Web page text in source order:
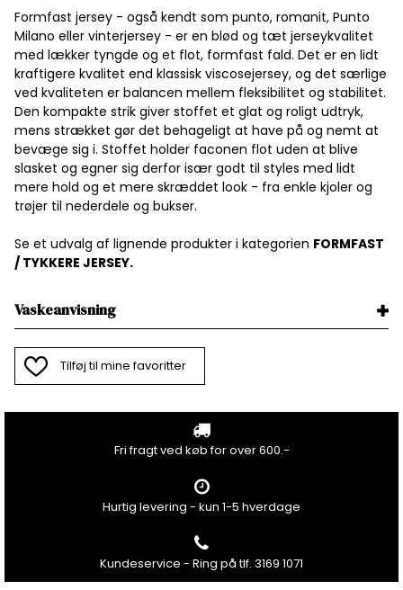
Formfast jersey - også kendt som punto, romanit, Punto
Milano eller vinterjersey - er en blød og tæt jerseykvalitet
med lækker tyngde og et flot, formfast fald. Det er en lidt
kraftigere kvalitet end klassisk viscosejersey, og det særlige
ved kvaliteten er balancen mellem fleksibilitet og stabilitet.
Den kompakte strik giver stoffet et glat og roligt udtryk,
mens strækket gør det behageligt at have på og nemt at
bevæge sig i. Stoffet holder faconen flot uden at blive
slasket og egner sig derfor især godt til styles med lidt
mere hold og et mere skræddet look - fra enkle kjoler og
trøjer til nederdele og bukser.
Se et udvalg af lignende produkter i kategorien FORMFAST
/ TYKKERE JERSEY.
Vaskeanvisning
Tilføj til mine favoritter
Fri fragt ved køb for over 600.-
Hurtig levering - kun 1-5 hverdage
Kundeservice - Ring på tlf. 3169 1071